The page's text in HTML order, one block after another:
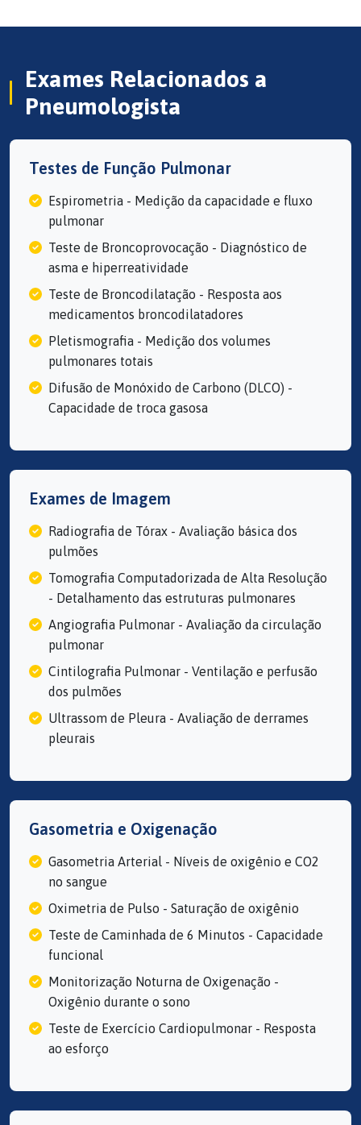
Exames Relacionados a
Pneumologista
Testes de Função Pulmonar
Espirometria - Medição da capacidade e fluxo
pulmonar
Teste de Broncoprovocação - Diagnóstico de
asma e hiperreatividade
Teste de Broncodilatação - Resposta aos
medicamentos broncodilatadores
Pletismografia - Medição dos volumes
pulmonares totais
Difusão de Monóxido de Carbono (DLCO) -
Capacidade de troca gasosa
Exames de Imagem
Radiografia de Tórax - Avaliação básica dos
pulmões
Tomografia Computadorizada de Alta Resolução
- Detalhamento das estruturas pulmonares
Angiografia Pulmonar - Avaliação da circulação
pulmonar
Cintilografia Pulmonar - Ventilação e perfusão
dos pulmões
Ultrassom de Pleura - Avaliação de derrames
pleurais
Gasometria e Oxigenação
Gasometria Arterial - Níveis de oxigênio e CO2
no sangue
Oximetria de Pulso - Saturação de oxigênio
Teste de Caminhada de 6 Minutos - Capacidade
funcional
Monitorização Noturna de Oxigenação -
Oxigênio durante o sono
Teste de Exercício Cardiopulmonar - Resposta
ao esforço